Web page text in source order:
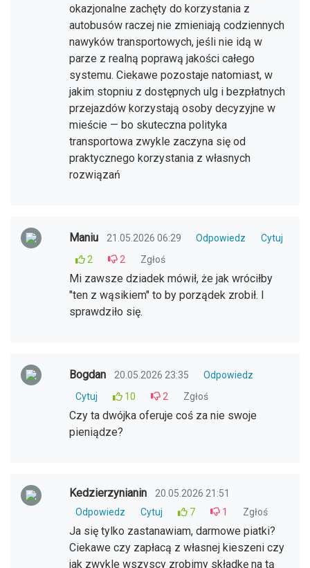
okazjonalne zachęty do korzystania z
autobusów raczej nie zmieniają codziennych
nawyków transportowych, jeśli nie idą w
parze z realną poprawą jakości całego
systemu. Ciekawe pozostaje natomiast, w
jakim stopniu z dostępnych ulg i bezpłatnych
przejazdów korzystają osoby decyzyjne w
mieście — bo skuteczna polityka
transportowa zwykle zaczyna się od
praktycznego korzystania z własnych
rozwiązań
Maniu 21.05.2026 06:29 Odpowiedz
Cytuj
2
2 Zgłoś
Mi zawsze dziadek mówił, że jak wróciłby
"ten z wąsikiem" to by porządek zrobił. I
sprawdziło się.
Bogdan 20.05.2026 23:35
Odpowiedz
Cytuj
10 2 Zgłoś
Czy ta dwójka oferuje coś za nie swoje
pieniądze?
Kedzierzynianin
20.05.2026 21:51
Odpowiedz
Cytuj 7 1 Zgłoś
Ja się tylko zastanawiam, darmowe piatki?
Ciekawe czy zapłacą z własnej kieszeni czy
jak zwykle wszyscy zrobimy składkę na tą